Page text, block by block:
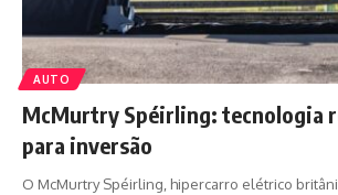
AUTO
McMurtry Spéirling: tecnologia
para inversão
O McMurtry Spéirling, hipercarro elétrico